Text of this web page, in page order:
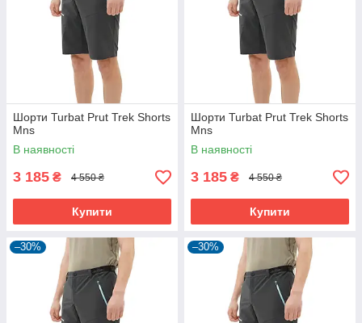
Шорти Turbat Prut Trek Shorts
Mns
В наявності
3 185 ₴ 4 550 ₴
Купити
Шорти Turbat Prut Trek Shorts
Mns
В наявності
3 185 ₴ 4 550 ₴
Купити
–30% –30%